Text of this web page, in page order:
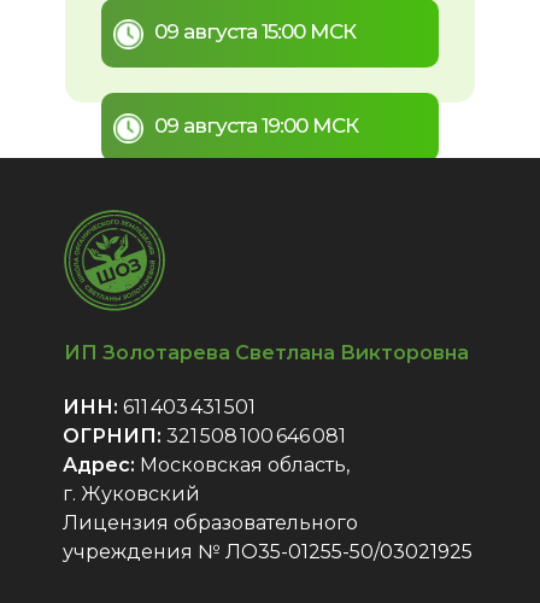
09 августа 15:00 МСК
09 августа 19:00 МСК
ИНН: 611 403 431 501
ОГРНИП: 321 508 100 646 081
Адрес: Московская область,
г. Жуковский
Лицензия образовательного
учреждения № ЛО35-01255-50/03021925
ИП Золотарева Светлана Викторовна